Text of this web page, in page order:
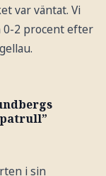
var väntat. Vi
0-2 procent efter
i sin